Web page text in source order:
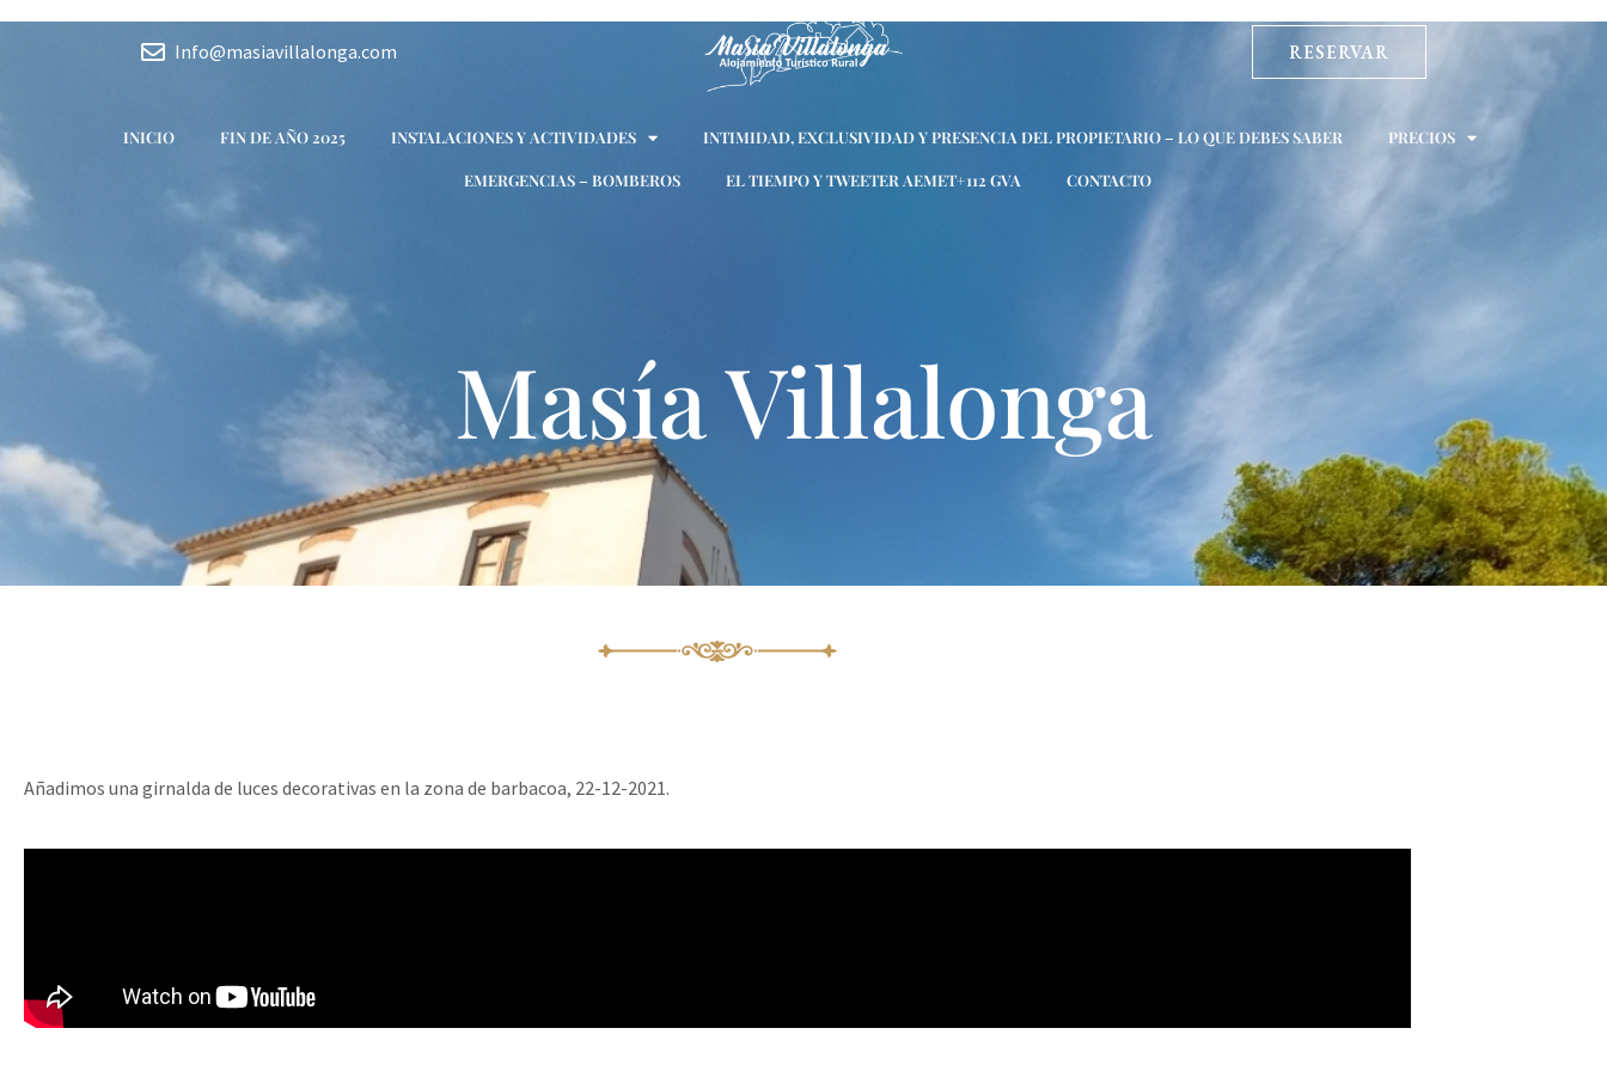
Ir
Info@masiavillalonga.com RESERVAR
INICIO FIN DE AÑO 2025 INSTALACIONES Y ACTIVIDADES INTIMIDAD, EXCLUSIVIDAD Y PRESENCIA DEL PROPIETARIO – LO QUE DEBES SABER PRECIOS
EMERGENCIAS – BOMBEROS EL TIEMPO Y TWEETER AEMET+112 GVA CONTACTO
Masía Villalonga
Añadimos una girnalda de luces decorativas en la zona de barbacoa, 22-12-2021.